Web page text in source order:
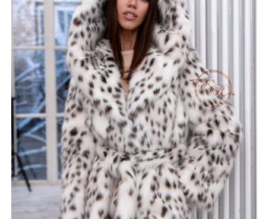
разной комплекции и роста, удачно впишется в образ
брюнеток и блондинок.
*описание несет информационный характер, состав и
правила ухода могут быть изменены производителем